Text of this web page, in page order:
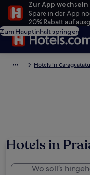
Zur App wechseln
Spare in der App
20% Rabatt auf
Zum Hauptinhalt springen
Hotels in
Hotels in
Wo soll’s